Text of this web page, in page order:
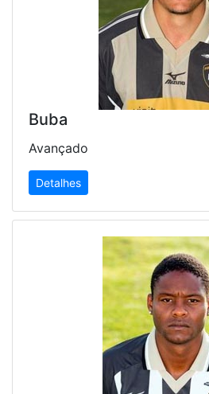
Buba
Avançado
Detalhes